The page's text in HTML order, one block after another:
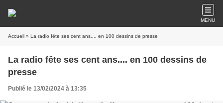
MENU
Accueil » La radio fête ses cent ans.... en 100 dessins de presse
La radio fête ses cent ans.... en 100 dessins de
presse
Publié le 13/02/2024 à 13:35